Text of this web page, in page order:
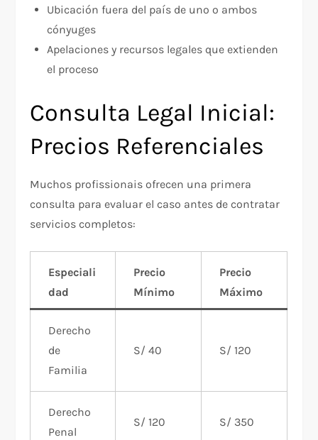
Ubicación fuera del país de uno o ambos
cónyuges
Apelaciones y recursos legales que extienden
el proceso
Consulta Legal Inicial:
Precios Referenciales
Muchos profissionais ofrecen una primera
consulta para evaluar el caso antes de contratar
servicios completos:
Especiali
dad
Precio
Mínimo
Precio
Máximo
Derecho
de
Familia
S/ 40 S/ 120
Derecho
Penal
S/ 120 S/ 350